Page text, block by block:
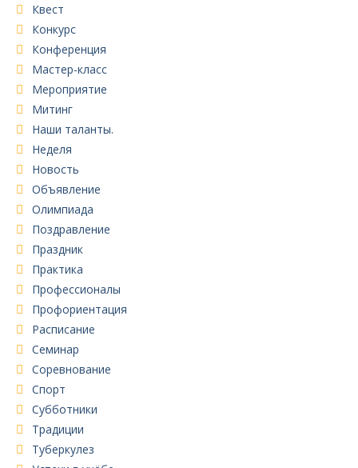
Квест
Конкурс
Конференция
Мастер-класс
Мероприятие
Митинг
Наши таланты.
Неделя
Новость
Объявление
Олимпиада
Поздравление
Праздник
Практика
Профессионалы
Профориентация
Расписание
Семинар
Соревнование
Спорт
Субботники
Традиции
Туберкулез